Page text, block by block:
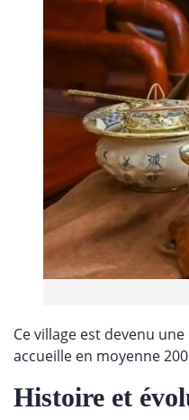
Ce village est devenu
accueille en moyenne
Histoire et